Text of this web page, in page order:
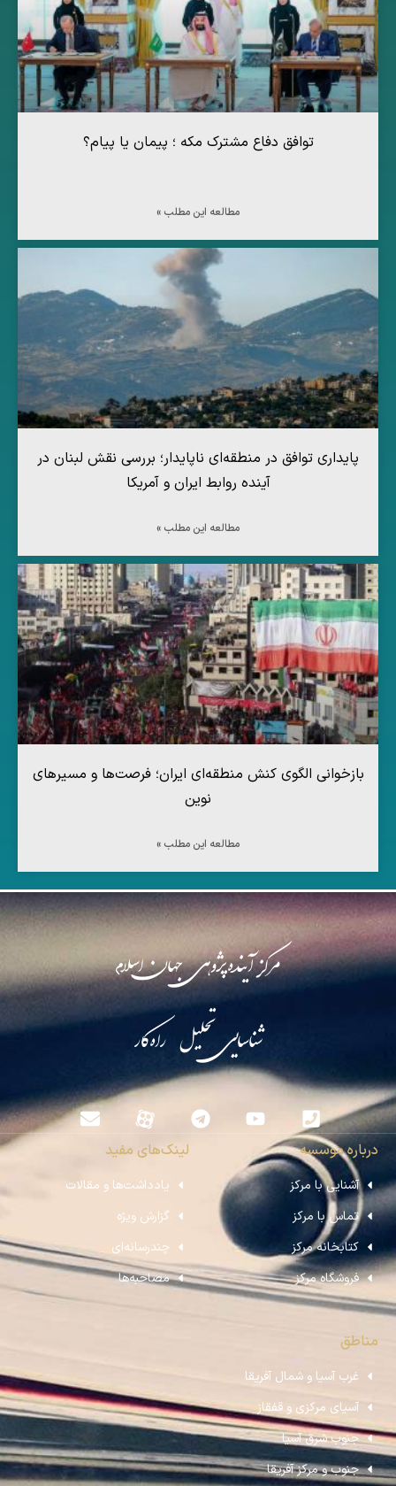
توافق دفاع مشترک مکه ؛ پیمان یا پیام؟
مطالعه این مطلب »
پایداری توافق در منطقه‌ای ناپایدار؛ بررسی نقش لبنان در
آینده روابط ایران و آمریکا
مطالعه این مطلب »
بازخوانی الگوی کنش منطقه‌ای ایران؛ فرصت‌ها و مسیرهای
نوین
مطالعه این مطلب »
مرکز آینده‌پژوهی جهان اسلام
شناسایی تحلیل راه‌کار
درباره موسسه
آشنایی با مرکز
تماس با مرکز
کتابخانه مرکز
فروشگاه مرکز
لینک‌های مفید
یادداشت‌ها و مقالات
گزارش ویژه
چندرسانه‌ای
مصاحبه‌ها
مناطق
غرب آسیا و شمال آفریقا
آسیای مرکزی و قفقاز
جنوب شرق آسیا
جنوب و مرکز آفریقا